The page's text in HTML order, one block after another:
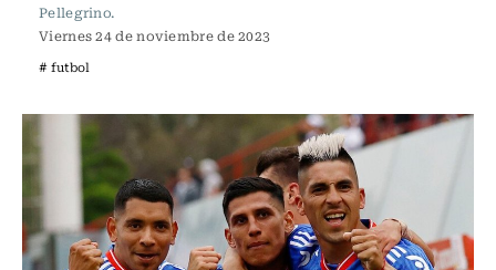
Pellegrino.
Viernes 24 de noviembre de 2023
# futbol